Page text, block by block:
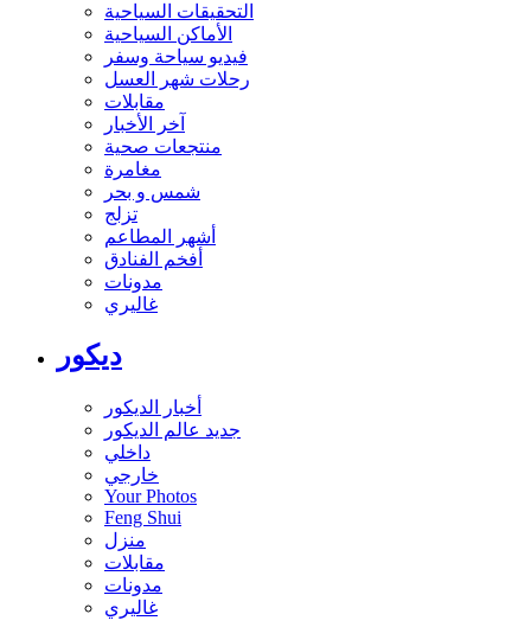
التحقيقات السياحية
الأماكن السياحية
فيديو سياحة وسفر
رحلات شهر العسل
مقابلات
آخر الأخبار
منتجعات صحية
مغامرة
شمس و بحر
تزلج
أشهر المطاعم
أفخم الفنادق
مدونات
غاليري
ديكور
أخبار الديكور
جديد عالم الديكور
داخلي
خارجي
Your Photos
Feng Shui
منزل
مقابلات
مدونات
غاليري